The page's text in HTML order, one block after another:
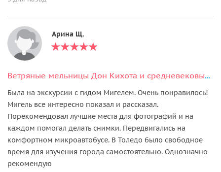
Арина Щ.
Ветряные мельницы Дон Кихота и средневековый Толедо
Была на экскурсии с гидом Мигелем. Очень понравилось!
Мигель все интересно показал и рассказал.
Порекомендовал лучшие места для фотографий и на
каждом помогал делать снимки. Передвигались на
комфортном микроавтобусе. В Толедо было свободное
время для изучения города самостоятельно. Однозначно
рекомендую